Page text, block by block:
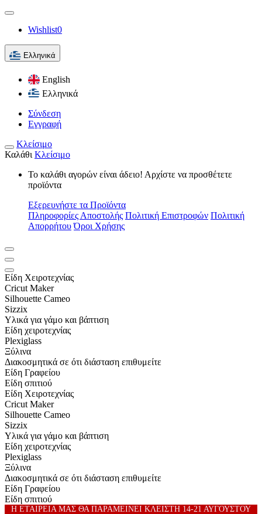
Papercraft
Wishlist0
Ελληνικά
English
Ελληνικά
Σύνδεση
Εγγραφή
Κλείσιμο
Καλάθι Κλείσιμο
Το καλάθι αγορών είναι άδειο! Αρχίστε να προσθέτετε
προϊόντα
Εξερευνήστε τα Προϊόντα
Πληροφορίες Αποστολής Πολιτική Επιστροφών Πολιτική
Απορρήτου Όροι Χρήσης
Είδη Xειροτεχνίας
Cricut Maker
Silhouette Cameo
Sizzix
Υλικά για γάμο και βάπτιση
Είδη χειροτεχνίας
Plexiglass
Ξύλινα
Διακοσμητικά σε ότι διάσταση επιθυμείτε
Είδη Γραφείου
Είδη σπιτιού
Είδη Xειροτεχνίας
Cricut Maker
Silhouette Cameo
Sizzix
Υλικά για γάμο και βάπτιση
Είδη χειροτεχνίας
Plexiglass
Ξύλινα
Διακοσμητικά σε ότι διάσταση επιθυμείτε
Είδη Γραφείου
Είδη σπιτιού
Η ΕΤΑΙΡΕΙΑ ΜΑΣ ΘΑ ΠΑΡΑΜΕΙΝΕΙ ΚΛΕΙΣΤΗ 14-21 ΑΥΓΟΥΣΤΟΥ